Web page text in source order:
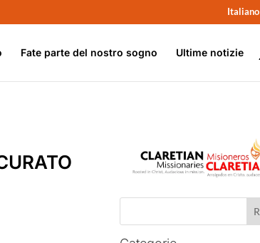
Italiano
Fate parte del nostro sogno Ultime notizie